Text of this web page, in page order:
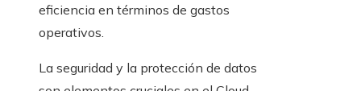
eficiencia en términos de gastos
operativos.
La seguridad y la protección de datos